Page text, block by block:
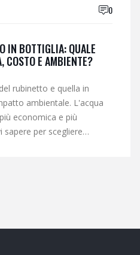
0
IN BOTTIGLIA: QUALE
COSTO E AMBIENTE?
rubinetto e quella in
ambientale. L'acqua
economica e più
sapere per scegliere